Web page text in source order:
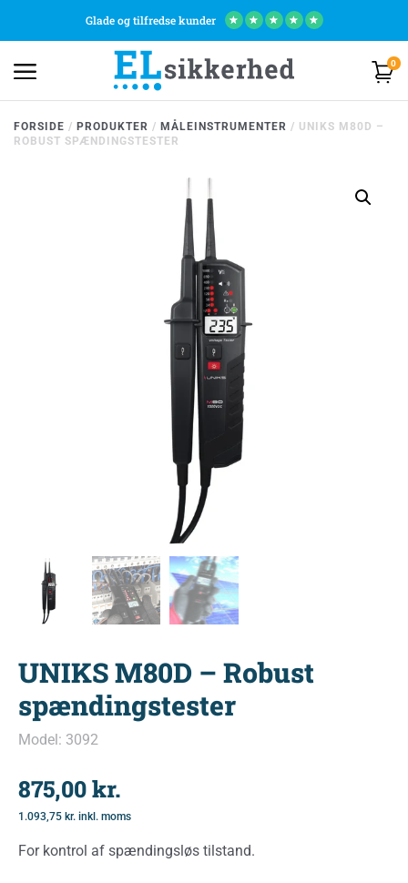
Glade og tilfredse kunder ★ ★ ★ ★ ★
0
FORSIDE / PRODUKTER / MÅLEINSTRUMENTER / UNIKS M80D –
ROBUST SPÆNDINGSTESTER
UNIKS M80D – Robust
spændingstester
Model: 3092
875,00kr.
1.093,75 kr. inkl. moms
For kontrol af spændingsløs tilstand.